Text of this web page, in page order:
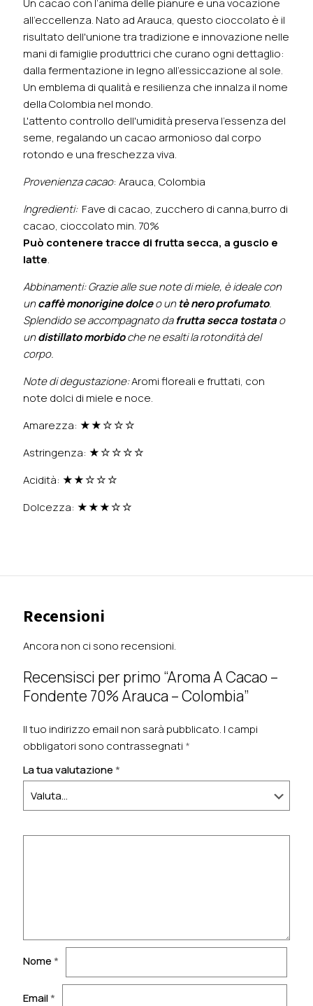
Un cacao con l’anima delle pianure e una vocazione
all'eccellenza. Nato ad Arauca, questo cioccolato è il
risultato dell'unione tra tradizione e innovazione nelle
mani di famiglie produttrici che curano ogni dettaglio:
dalla fermentazione in legno all'essiccazione al sole.
Un emblema di qualità e resilienza che innalza il nome
della Colombia nel mondo.
L'attento controllo dell'umidità preserva l'essenza del
seme, regalando un cacao armonioso dal corpo
rotondo e una freschezza viva.
Provenienza cacao: Arauca, Colombia
Ingredienti:Fave di cacao, zucchero di canna,burro di
cacao, cioccolato min. 70%
Può contenere tracce di frutta secca, a guscio e
latte.
Abbinamenti: Grazie alle sue note di miele, è ideale con
uncaffè monorigine dolceo untè nero profumato.
Splendido se accompagnato dafrutta secca tostatao
undistillato morbidoche ne esalti la rotondità del
corpo.
Note di degustazione:Aromi floreali e fruttati, con
note dolci di miele e noce.
Amarezza: ★★☆☆☆
Astringenza: ★☆☆☆☆
Acidità: ★★☆☆☆
Dolcezza: ★★★☆☆
Recensioni
Ancora non ci sono recensioni.
Recensisci per primo “Aroma A Cacao –
Fondente 70% Arauca – Colombia”
Il tuo indirizzo email non sarà pubblicato. I campi
obbligatori sono contrassegnati *
La tua valutazione *
Nome *
Email*